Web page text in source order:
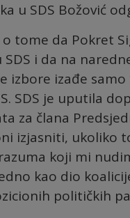
u SDS Božović
o tome da Pokret
SDS i da na
izbore izađe samo
SDS je uputila
za člana
izjasniti, ukoliko
koji mi
kao dio
političkih